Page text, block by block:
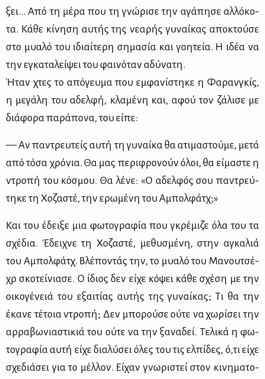
ξει… Από τη μέ­ρα που τη γνώ­ρι­σε την αγά­πη­σε αλ­λό­κο­
τα. Κά­θε κί­νη­ση αυ­τής της νε­α­ρής γυ­ναί­κας απο­κτού­σε
στο μυα­λό του ιδιαί­τε­ρη ση­μα­σία και γοη­τεία. Η ιδέα να
την εγκα­τα­λεί­ψει του φαι­νό­ταν αδύ­να­τη.
Ήταν χτες το από­γευ­μα που εμ­φα­νί­στη­κε η Φα­ραν­γκίς,
η με­γά­λη του αδελ­φή, κλα­μέ­νη και, αφού τον ζά­λι­σε με
διά­φο­ρα πα­ρά­πο­να, του εί­πε:
— Αν πα­ντρευ­τείς αυ­τή τη γυ­ναί­κα θα ατι­μα­στού­με, με­τά
από τό­σα χρό­νια. Θα μας πε­ρι­φρο­νούν όλοι, θα εί­μα­στε η
ντρο­πή του κό­σμου. Θα λέ­νε: «Ο αδελ­φός σου πα­ντρεύ­
τη­κε τη Χο­ζα­στέ, την ερω­μέ­νη του Αμπολ­φάτχ;»
Και του έδει­ξε μια φω­το­γρα­φία που γκρέ­μι­ζε όλα του τα
σχέ­δια. Έδει­χνε τη Χο­ζα­στέ, με­θυ­σμέ­νη, στην αγκα­λιά
του Αμπολ­φάτχ. Βλέ­πο­ντάς την, το μυα­λό του Μα­νου­τσέ­
χρ σκο­τεί­νια­σε. Ο ίδιος δεν εί­χε κό­ψει κά­θε σχέ­ση με την
οι­κο­γέ­νειά του εξαι­τί­ας αυ­τής της γυ­ναί­κας; Τι θα την
έκα­νε τέ­τοια ντρο­πή; Δεν μπο­ρού­σε ού­τε να χω­ρί­σει την
αρ­ρα­βω­νια­στι­κιά του ού­τε να την ξα­να­δεί. Τε­λι­κά η φω­
το­γρα­φία αυ­τή εί­χε δια­λύ­σει όλες του τις ελ­πί­δες, ό,τι εί­χε
σχε­διά­σει για το μέλ­λον. Εί­χαν γνω­ρι­στεί στον κι­νη­μα­το­